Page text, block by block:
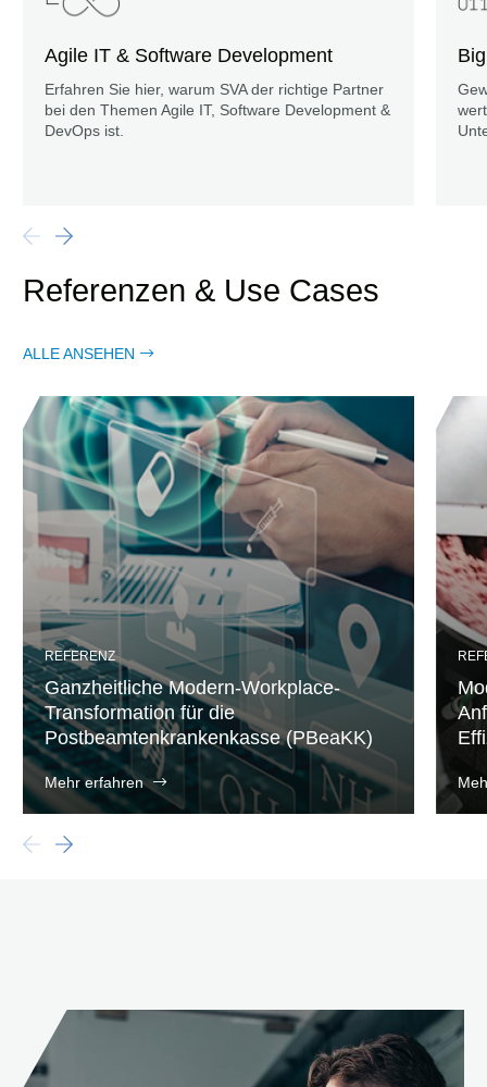
Agile IT & Software Development
Erfahren Sie hier, warum SVA der richtige Partner
bei den Themen Agile IT, Software Development &
DevOps ist.
Referenzen & Use Cases
ALLE ANSEHEN
REFERENZ
Ganzheitliche Modern-Workplace-
Transformation für die
Postbeamtenkrankenkasse (PBeaKK)
Mehr erfahren